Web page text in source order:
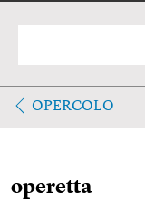
OPERCOLO
operetta